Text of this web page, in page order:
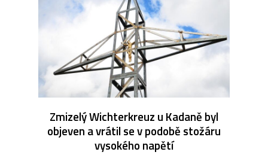
Zmizelý Wichterkreuz u Kadaně byl
objeven a vrátil se v podobě stožáru
vysokého napětí